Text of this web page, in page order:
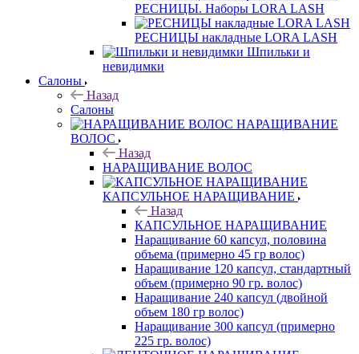
РЕСНИЦЫ. Наборы LORA LASH
РЕСНИЦЫ накладные LORA LASH
Шпильки и
невидимки
Салоны
Назад
Салоны
НАРАЩИВАНИЕ
ВОЛОС
Назад
НАРАЩИВАНИЕ ВОЛОС
КАПСУЛЬНОЕ НАРАЩИВАНИЕ
Назад
КАПСУЛЬНОЕ НАРАЩИВАНИЕ
Наращивание 60 капсул, половина
объема (примерно 45 гр волос)
Наращивание 120 капсул, стандартный
объем (примерно 90 гр. волос)
Наращивание 240 капсул (двойной
объем 180 гр волос)
Наращивание 300 капсул (примерно
225 гр. волос)